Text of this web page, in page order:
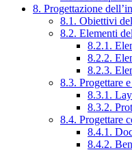
8. Progettazione
8.1. Obiettivi
8.2. Elementi
8.2.1.
8.2.2.
8.2.3.
8.3. Progettare
8.3.1.
8.3.2.
8.4. Progettare
8.4.1.
8.4.2.